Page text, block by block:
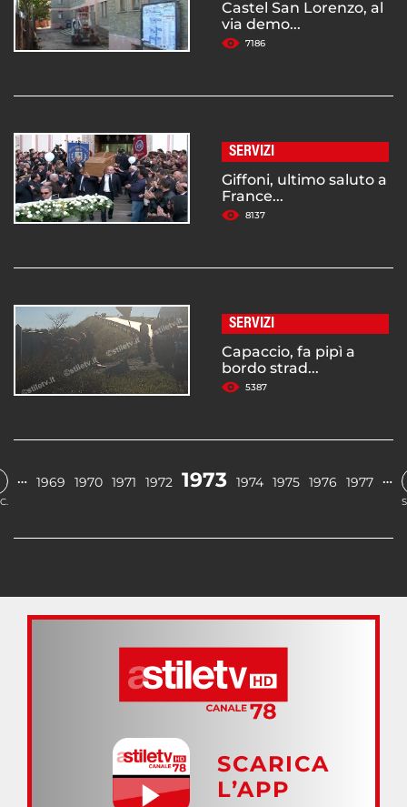
Castel San Lorenzo, al
via demo...
7186
SERVIZI
Giffoni, ultimo saluto a
France...
8137
SERVIZI
Capaccio, fa pipì a
bordo strad...
5387
… 1969 1970 1971 1972 1973 1974 1975 1976 1977 …
SCARICA
L’APP